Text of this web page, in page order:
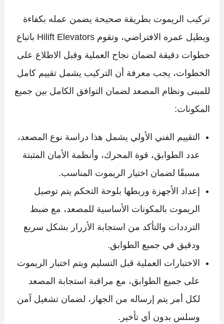
تركيب الريموت بطريقة صحيحة يضمن عمله بكفاءة
ويطيل عمره الافتراضي، وتقوم Hilift Elevators باتباع
خطوات دقيقة لضمان نجاح العملية وقبل الاطلاع على
الخطوات، يجب معرفة أن التركيب يشمل تقييم كامل
للمبنى ونظام المصعد لضمان التوافق الكامل بين جميع
المكونات:
التقييم الفني الأولي يشمل هذا دراسة نوع المصعد،
عدد الطوابق، قوة المحرك، وأنظمة الأمان المثبتة
مسبقًا لضمان اختيار الريموت المناسب.
إعداد الأجهزة وربطها بلوحة التحكم يتم توصيل
الريموت بالمكونات الأساسية للمصعد، مع ضبط
الترددات والتأكد من استجابة الأزرار بشكل سريع
ودقيق في جميع الطوابق.
الاختبارات العملية قبل التسليم ويتم اختبار الريموت
على جميع الطوابق، مع مراقبة استجابة المصعد
لكل أمر يتم إرساله من الجهاز، لضمان تشغيل آمن
وسلس بدون أي تأخير.